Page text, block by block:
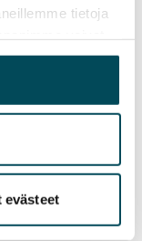
tietoja
olet antanut
heidän
evästeet
- katso